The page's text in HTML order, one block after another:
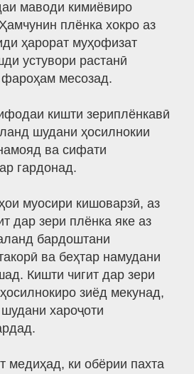
маводи кимиёвиро
плёнка хокро аз
ҳарорат муҳофизат
устувори растанӣ
месозад.
кишти зериплёнкавӣ
шудани ҳосилнокии
ва сифати
гардонад.
муосири кишоварзӣ, аз
дар зери плёнка яке аз
бардоштани
ва беҳтар намудани
Кишти чигит дар зери
зиёд мекунад,
хароҷоти
медиҳад, ки обёрии пахта